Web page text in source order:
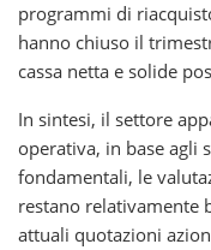
programmi di
hanno chiuso il
cassa netta e solide
In sintesi, il settore
operativa, in base agli
fondamentali, le
restano relativamente
attuali quotazioni